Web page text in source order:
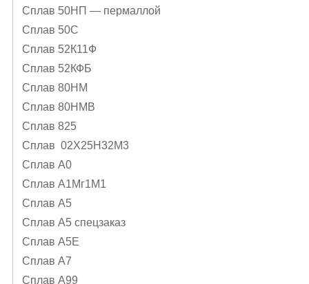
Сплав 50НП — пермаллой
Сплав 50С
Сплав 52К11Ф
Сплав 52КФБ
Сплав 80НМ
Сплав 80НМВ
Сплав 825
Сплав 02Х25Н32М3
Сплав А0
Сплав А1Mг1M1
Сплав А5
Сплав А5 спецзаказ
Сплав А5Е
Сплав А7
Сплав А99